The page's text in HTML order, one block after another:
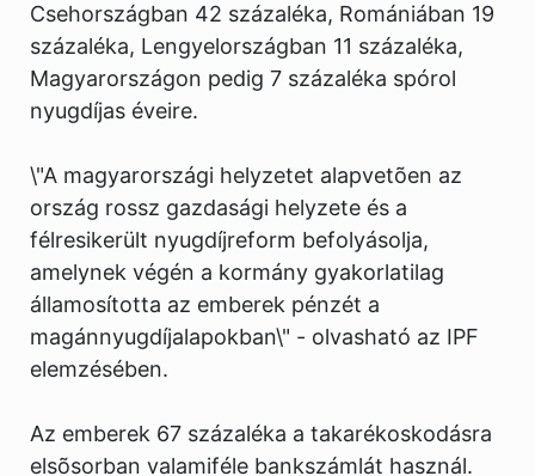
Csehországban 42 százaléka, Romániában 19
százaléka, Lengyelországban 11 százaléka,
Magyarországon pedig 7 százaléka spórol
nyugdíjas éveire.
\"A magyarországi helyzetet alapvetõen az
ország rossz gazdasági helyzete és a
félresikerült nyugdíjreform befolyásolja,
amelynek végén a kormány gyakorlatilag
államosította az emberek pénzét a
magánnyugdíjalapokban\" - olvasható az IPF
elemzésében.
Az emberek 67 százaléka a takarékoskodásra
elsõsorban valamiféle bankszámlát használ.